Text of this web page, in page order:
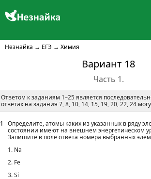
Незнайка → ЕГЭ → Химия
Вариант 18
Часть 1.
Ответом к заданиям 1–25 является
ответах на задания 7, 8, 10, 14, 15, 19, 20, 22, 24
1
Определите, атомы каких из указанных в ряду
состоянии имеют на внешнем энергетическом
Запишите в поле ответа номера выбранных
1. Na
2. Fe
3. Si